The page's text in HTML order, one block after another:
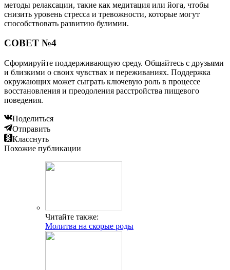
методы релаксации, такие как медитация или йога, чтобы
снизить уровень стресса и тревожности, которые могут
способствовать развитию булимии.
СОВЕТ №4
Сформируйте поддерживающую среду. Общайтесь с друзьями
и близкими о своих чувствах и переживаниях. Поддержка
окружающих может сыграть ключевую роль в процессе
восстановления и преодоления расстройства пищевого
поведения.
Поделиться
Отправить
Класснуть
Похожие публикации
Читайте также:
Молитва на скорые роды